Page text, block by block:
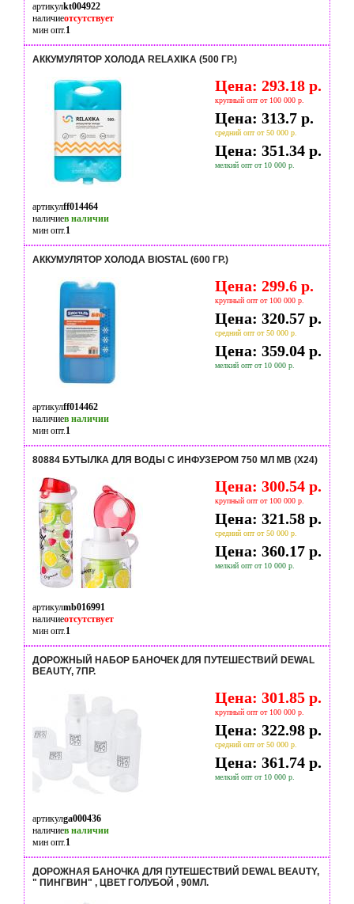
артикулkt004922
наличиеотсутствует
мин опт.1
АККУМУЛЯТОР ХОЛОДА RELAXIKA (500 ГР.)
Цена: 293.18 р.
крупный опт от 100 000 р.
Цена: 313.7 р.
средний опт от 50 000 р.
Цена: 351.34 р.
мелкий опт от 10 000 р.
артикулff014464
наличиев наличии
мин опт.1
АККУМУЛЯТОР ХОЛОДА BIOSTAL (600 ГР.)
Цена: 299.6 р.
крупный опт от 100 000 р.
Цена: 320.57 р.
средний опт от 50 000 р.
Цена: 359.04 р.
мелкий опт от 10 000 р.
артикулff014462
наличиев наличии
мин опт.1
80884 БУТЫЛКА ДЛЯ ВОДЫ С ИНФУЗЕРОМ 750 МЛ MB (Х24)
Цена: 300.54 р.
крупный опт от 100 000 р.
Цена: 321.58 р.
средний опт от 50 000 р.
Цена: 360.17 р.
мелкий опт от 10 000 р.
артикулmb016991
наличиеотсутствует
мин опт.1
ДОРОЖНЫЙ НАБОР БАНОЧЕК ДЛЯ ПУТЕШЕСТВИЙ DEWAL
BEAUTY, 7ПР.
Цена: 301.85 р.
крупный опт от 100 000 р.
Цена: 322.98 р.
средний опт от 50 000 р.
Цена: 361.74 р.
мелкий опт от 10 000 р.
артикулga000436
наличиев наличии
мин опт.1
ДОРОЖНАЯ БАНОЧКА ДЛЯ ПУТЕШЕСТВИЙ DEWAL BEAUTY,
" ПИНГВИН" , ЦВЕТ ГОЛУБОЙ , 90МЛ.